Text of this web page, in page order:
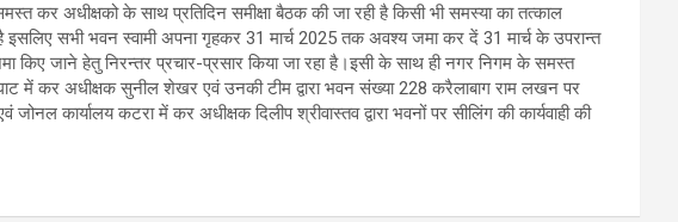
कर अधीक्षको के साथ प्रतिदिन समीक्षा बैठक की जा रही है किसी भी समस्या का तत्काल
इसलिए सभी भवन स्वामी अपना गृहकर 31 मार्च 2025 तक अवश्य जमा कर दें 31 मार्च के उपरान्त
किए जाने हेतु निरन्तर प्रचार-प्रसार किया जा रहा है।इसी के साथ ही नगर निगम के समस्त
में कर अधीक्षक सुनील शेखर एवं उनकी टीम द्वारा भवन संख्या 228 करैलाबाग राम लखन पर
कार्यालय कटरा में कर अधीक्षक दिलीप श्रीवास्तव द्वारा भवनों पर सीलिंग की कार्यवाही की